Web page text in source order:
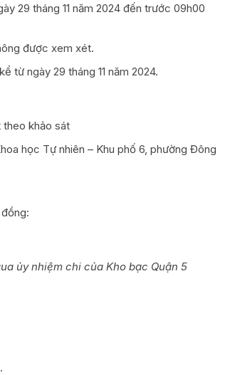
29 tháng 11 năm 2024 đến trước 09h00
được xem xét.
từ ngày 29 tháng 11 năm 2024.
theo khảo sát
học Tự nhiên – Khu phố 6, phường Đông
ủy nhiệm chi của Kho bạc Quận 5